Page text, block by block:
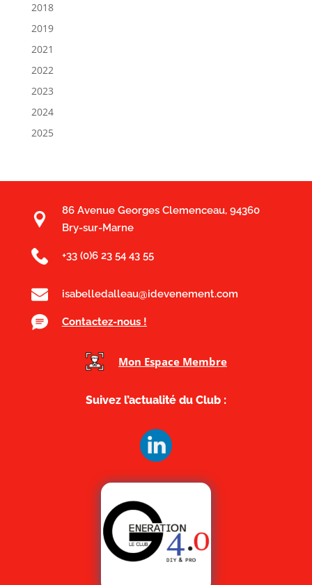
2018
2019
2021
2022
2023
2024
2025
86 Avenue Georges Clemenceau, 94360
Bry-sur-Marne
+33 (0)6 23 54 43 55
isabelledalleau@idevenement.com
Contactez-nous !
Mon Espace Membre
Suivez l’actualité du Club :